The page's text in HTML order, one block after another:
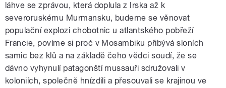
láhve se zprávou, která doplula z Irska až k
severoruskému Murmansku, budeme se věnovat
populační explozi chobotnic u atlantského pobřeží
Francie, povíme si proč v Mosambiku přibývá sloních
samic bez klů a na základě čeho vědci soudí, že se
dávno vyhynulí patagonští mussauři sdružovali v
koloniích, společně hnízdili a přesouvali se krajinou ve